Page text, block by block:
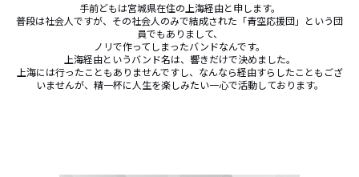
手前どもは宮城県在住の上海経由と申します。
普段は社会人ですが、その社会人のみで結成された「青空応援団」という団
員でもありまして、
ノリで作ってしまったバンドなんです。
上海経由というバンド名は、響きだけで決めました。
上海には行ったこともありませんですし、なんなら経由すらしたこともござ
いませんが、精一杯に人生を楽しみたい一心で活動しております。